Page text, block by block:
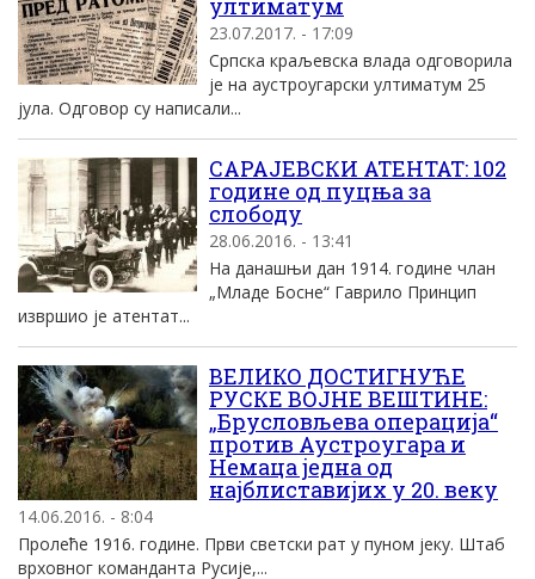
ултиматум
23.07.2017. - 17:09
Српска краљевскa владa одговорила
је на аустроугарски ултиматум 25
јула. Одговор су написали...
САРАЈЕВСКИ АТЕНТАТ: 102
године од пуцња за
слободу
28.06.2016. - 13:41
На данашњи дан 1914. године члан
„Младе Босне“ Гаврило Принцип
извршио је атентат...
ВЕЛИКО ДОСТИГНУЋЕ
РУСКЕ ВОЈНЕ ВЕШТИНЕ:
„Брусловљева операција“
против Аустроугара и
Немаца једна од
најблиставијих у 20. веку
14.06.2016. - 8:04
Пролеће 1916. године. Први светски рат у пуном јеку. Штаб
врховног команданта Русије,...